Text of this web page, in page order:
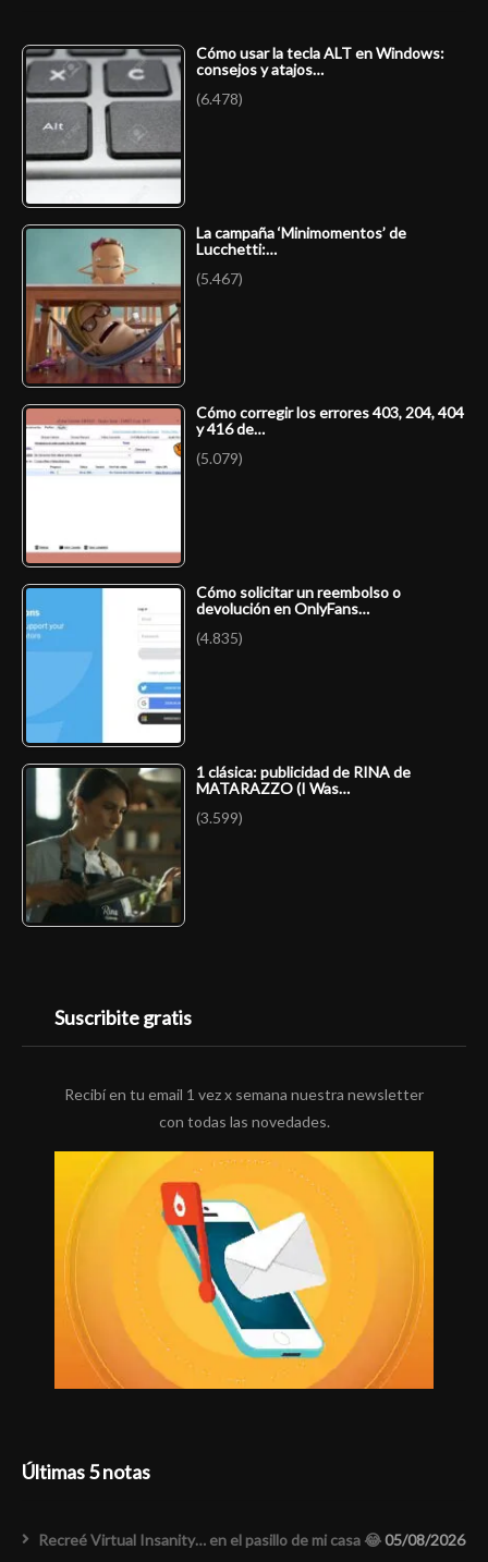
Cómo usar la tecla ALT en Windows:
consejos y atajos…
(6.478)
La campaña ‘Minimomentos’ de
Lucchetti:…
(5.467)
Cómo corregir los errores 403, 204, 404
y 416 de…
(5.079)
Cómo solicitar un reembolso o
devolución en OnlyFans…
(4.835)
1 clásica: publicidad de RINA de
MATARAZZO (I Was…
(3.599)
Suscribite gratis
Recibí en tu email 1 vez x semana nuestra newsletter
con todas las novedades.
Últimas 5 notas
Recreé Virtual Insanity… en el pasillo de mi casa 😂05/08/2026